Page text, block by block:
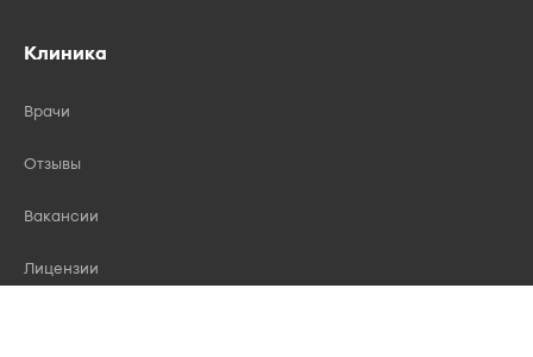
Клиника
Врачи
Отзывы
Вакансии
Лицензии